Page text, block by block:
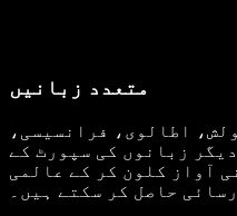
متعدد زبانیں
اطالوی، فرانسیسی،
زبانوں کی سپورٹ کے
آواز کلون کر کے عالمی
حاصل کر سکتے ہیں۔